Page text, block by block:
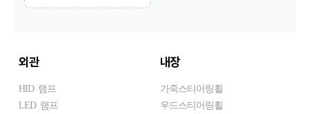
외관
HID 램프
LED 램프
내장
가죽스티어링휠
우드스티어링휠